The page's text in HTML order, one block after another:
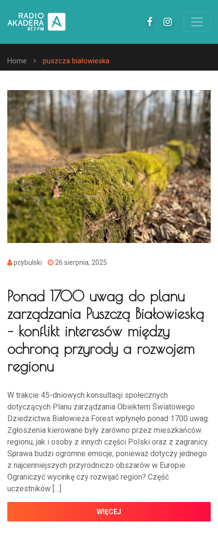
Home puszcza białowieska
pcybulski 26 sierpnia, 2025
Ponad 1700 uwag do planu
zarządzania Puszczą Białowieską
– konflikt interesów między
ochroną przyrody a rozwojem
regionu
W trakcie 45-dniowych konsultacji społecznych
dotyczących Planu zarządzania Obiektem Światowego
Dziedzictwa Białowieża Forest wpłynęło ponad 1700 uwag.
Zgłoszenia kierowane były zarówno przez mieszkańców
regionu, jak i osoby z innych części Polski oraz z zagranicy.
Sprawa budzi ogromne emocje, ponieważ dotyczy jednego
z najcenniejszych przyrodniczo obszarów w Europie.
Ograniczyć wycinkę czy rozwijać region? Część
uczestników […]
WIĘCEJ